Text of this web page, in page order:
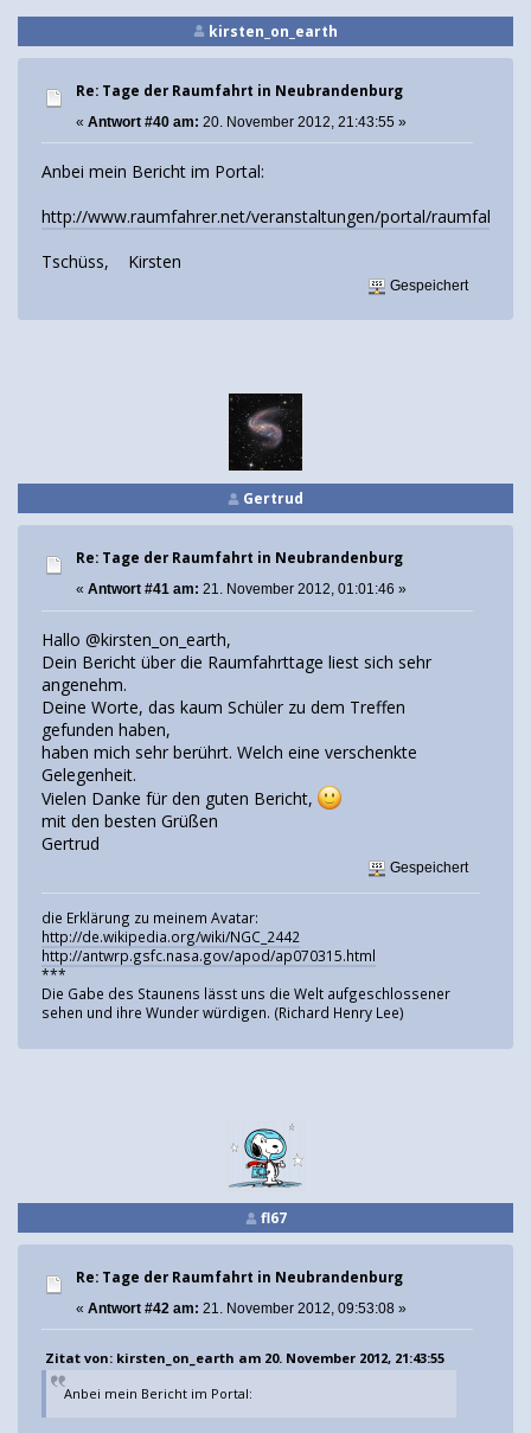
kirsten_on_earth
Re: Tage der Raumfahrt in Neubrandenburg
« Antwort #40 am: 20. November 2012, 21:43:55 »
Anbei mein Bericht im Portal:
http://www.raumfahrer.net/veranstaltungen/portal/
Tschüss, Kirsten
Gespeichert
Gertrud
Re: Tage der Raumfahrt in Neubrandenburg
« Antwort #41 am: 21. November 2012, 01:01:46 »
Hallo @kirsten_on_earth,
Dein Bericht über die Raumfahrttage liest sich sehr
angenehm.
Deine Worte, das kaum Schüler zu dem Treffen
gefunden haben,
haben mich sehr berührt. Welch eine verschenkte
Gelegenheit.
Vielen Danke für den guten Bericht,
mit den besten Grüßen
Gertrud
Gespeichert
die Erklärung zu meinem Avatar:
http://de.wikipedia.org/wiki/NGC_2442
http://antwrp.gsfc.nasa.gov/apod/ap070315.html
***
Die Gabe des Staunens lässt uns die Welt aufgeschlossener
sehen und ihre Wunder würdigen. (Richard Henry Lee)
fl67
Re: Tage der Raumfahrt in Neubrandenburg
« Antwort #42 am: 21. November 2012, 09:53:08 »
Zitat von: kirsten_on_earth am 20. November 2012, 21:43:55
Anbei mein Bericht im Portal: